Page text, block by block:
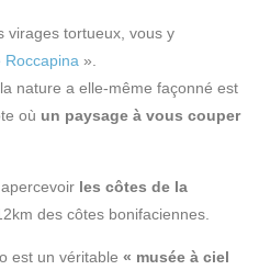
virages tortueux, vous y
Roccapina ».
nature a elle-même façonné est
où un paysage à vous couper
les côtes de la
des côtes bonifaciennes.
est un véritable « musée à ciel